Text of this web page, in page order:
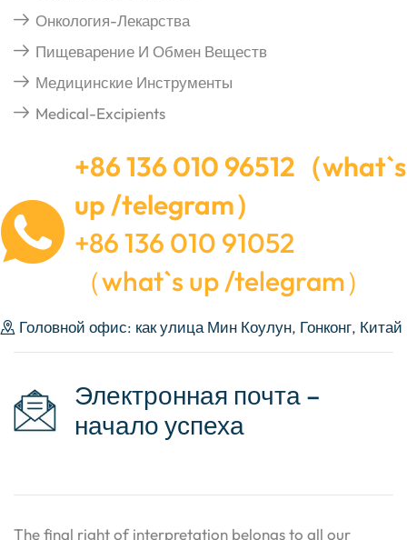
Онкология-Лекарства
Пищеварение И Обмен Веществ
Медицинские Инструменты
Medical-Excipients
+86 136 010 96512（what`s
up /telegram）
+86 136 010 91052
（what`s up /telegram）
Головной офис: как улица Мин Коулун, Гонконг, Китай
Электронная почта –
начало успеха
The final right of interpretation belongs to all our